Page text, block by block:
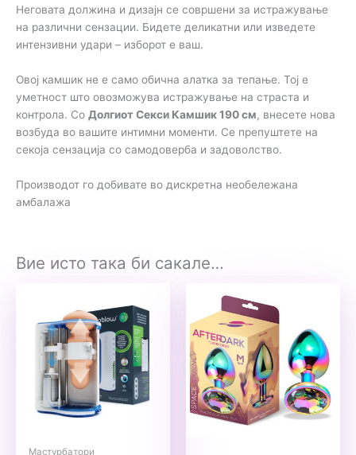
Неговата должина и дизајн се совршени за истражување
на различни сензации. Бидете деликатни или изведете
интензивни удари – изборот е ваш.
Овој камшик не е само обична алатка за тепање. Тој е
уметност што овозможува истражување на страста и
контрола. Со Долгиот Секси Камшик 190 см, внесете нова
возбуда во вашите интимни моменти. Се препуштете на
секоја сензација со самодоверба и задоволство.
Производот го добивате во дискретна необележана
амбалажа
Вие исто така би сакале…
Мастурбатори